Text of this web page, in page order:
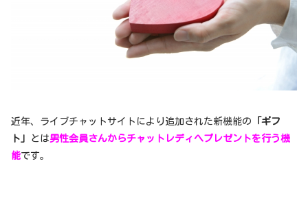
近年、ライブチャットサイトにより追加された新機能の 「ギフ
ト」
とは男性会員さんからチャットレディへプレゼントを行う機
能です。